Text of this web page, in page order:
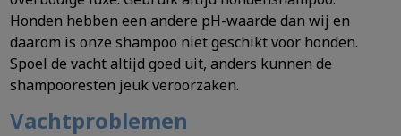
Honden hebben een andere pH-waarde dan wij en
daarom is onze shampoo niet geschikt voor honden.
Spoel de vacht altijd goed uit, anders kunnen de
shampooresten jeuk veroorzaken.
Vachtproblemen